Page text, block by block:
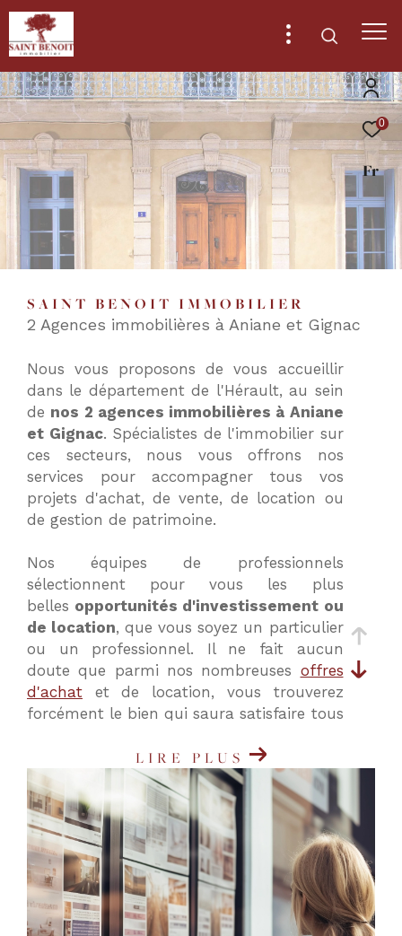
0
Fr
SAINT BENOIT IMMOBILIER
2 Agences immobilières à Aniane et Gignac
Nous vous proposons de vous accueillir
dans le département de l'Hérault, au sein
de nos 2 agences immobilières à Aniane
et Gignac. Spécialistes de l'immobilier sur
ces secteurs, nous vous offrons nos
services pour accompagner tous vos
projets d'achat, de vente, de location ou
de gestion de patrimoine.
Nos équipes de professionnels
sélectionnent pour vous les plus
belles opportunités d'investissement ou
de location, que vous soyez un particulier
ou un professionnel. Il ne fait aucun
doute que parmi nos nombreuses offres
d'achat et de location, vous trouverez
forcément le bien qui saura satisfaire tous
Nos agences immobilières à Aniane
(34150) et Gignac (34150) vous proposent
unesélection de biens de qualité
et variés
: de la villa avec piscine, à la grande
maison de village, de l'immeuble en cœur
de village à l'appartement avec terrasse,
mais aussi des studios, des terrains, des
murs commerciaux, des parkings et des
LIRE PLUS
Effectuer
une
recherche
et
trouver
bien
qui
à
vos
critères
Type
d'offre
Location
Type de bien